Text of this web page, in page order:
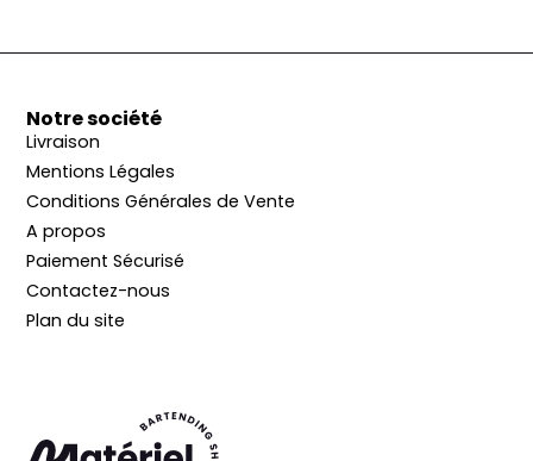
Notre société
Livraison
Mentions Légales
Conditions Générales de Vente
A propos
Paiement Sécurisé
Contactez-nous
Plan du site